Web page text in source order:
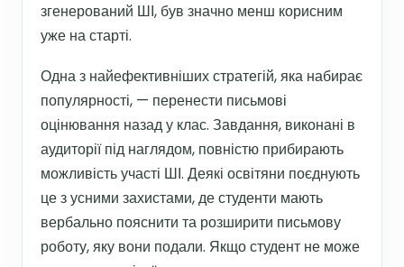
згенерований ШІ, був значно менш корисним
уже на старті.
Одна з найефективніших стратегій, яка набирає
популярності, — перенести письмові
оцінювання назад у клас. Завдання, виконані в
аудиторії під наглядом, повністю прибирають
можливість участі ШІ. Деякі освітяни поєднують
це з усними захистами, де студенти мають
вербально пояснити та розширити письмову
роботу, яку вони подали. Якщо студент не може